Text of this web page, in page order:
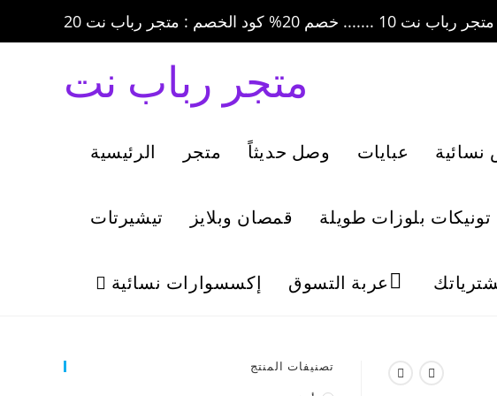
متجر رباب نت
الرئيسية متجر وصل حديثاً عبايات
تيشيرتات قمصان وبلايز تونيكات بلوزات طويلة
إكسسوارات نسائية عربة التسوق
تصنيفات المنتج